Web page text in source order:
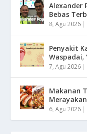
Alexander
Bebas
8, Agu 2026 |
Penyakit
Waspadai,
7, Agu 2026 |
Makanan
6, Agu 2026 |